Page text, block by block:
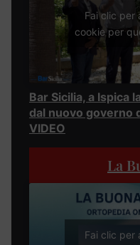
Fai clic per
cookie per
Bar Sicilia, a Ispica
dal nuovo governo
VIDEO
La
Fai clic per